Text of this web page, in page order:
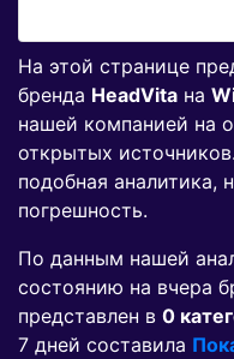
На этой странице
бренда HeadVita на
нашей компанией на
открытых
подобная аналитика,
погрешность.
По данным нашей
состоянию на вчера
представлен в 0
7 дней составила